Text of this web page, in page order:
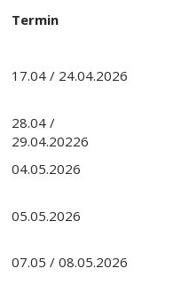
Termin
17.04 / 24.04.2026
28.04 /
29.04.20226
04.05.2026
05.05.2026
07.05 / 08.05.2026